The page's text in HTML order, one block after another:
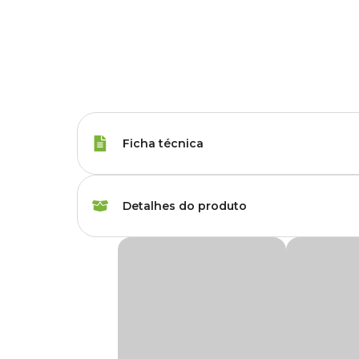
Ficha técnica
Gênero Unissex
Detalhes do produto